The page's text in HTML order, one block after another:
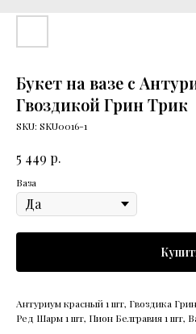
Букет на вазе с
Гвоздикой Грин Трик
SKU: SKU0016-1
5 449 р.
Ваза
Антуриум красный 1 шт, Гвоздика
Ред Шарм 1 шт, Пион Белгравия 1 шт,